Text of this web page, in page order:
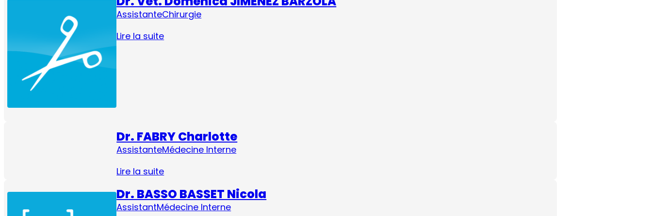
AssistanteChirurgie
Lire la suite
Dr. FABRY Charlotte
AssistanteMédecine Interne
Lire la suite
Dr. BASSO BASSET Nicola
AssistantMédecine Interne